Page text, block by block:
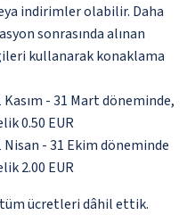
indirimler olabilir. Daha
sonrasında alınan
kullanarak konaklama
- 31 Mart döneminde,
0.50 EUR
- 31 Ekim döneminde
2.00 EUR
ücretleri dâhil ettik.